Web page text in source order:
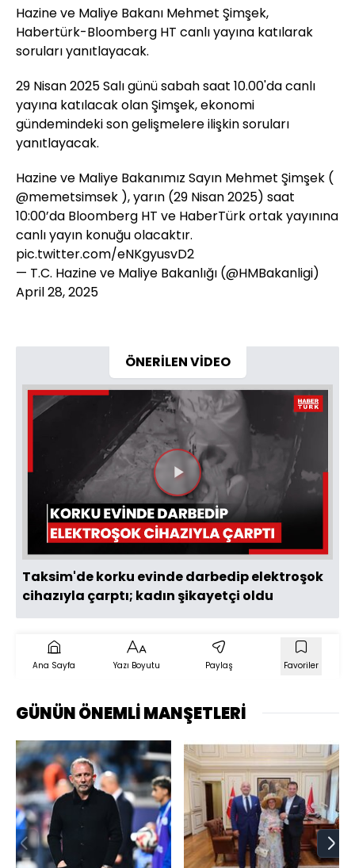
Hazine ve Maliye Bakanı Mehmet Şimşek,
Habertürk-Bloomberg HT canlı yayına katılarak
soruları yanıtlayacak.
29 Nisan 2025 Salı günü sabah saat 10.00'da canlı
yayına katılacak olan Şimşek, ekonomi
gündemindeki son gelişmelere ilişkin soruları
yanıtlayacak.
Hazine ve Maliye Bakanımız Sayın Mehmet Şimşek (
@memetsimsek ), yarın (29 Nisan 2025) saat
10:00’da Bloomberg HT ve HaberTürk ortak yayınına
canlı yayın konuğu olacaktır.
pic.twitter.com/eNKgyusvD2
— T.C. Hazine ve Maliye Bakanlığı (@HMBakanligi)
April 28, 2025
ÖNERİLEN VİDEO
Videoyu
Oynat
Taksim'de korku evinde darbedip elektroşok
cihazıyla çarptı; kadın şikayetçi oldu
Ana Sayfa Yazı Boyutu Paylaş Favoriler
GÜNÜN ÖNEMLİ MANŞETLERİ